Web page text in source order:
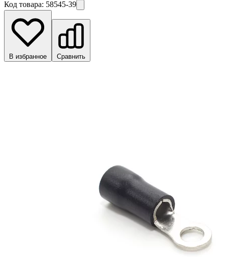
Код товара: 58545-39
В избранное Сравнить